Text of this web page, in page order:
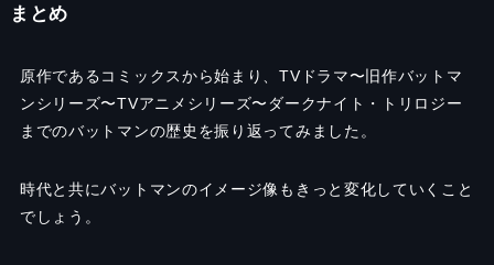
まとめ
原作であるコミックスから始まり、TVドラマ〜旧作バットマ
ンシリーズ〜TVアニメシリーズ〜ダークナイト・トリロジー
までのバットマンの歴史を振り返ってみました。
時代と共にバットマンのイメージ像もきっと変化していくこと
でしょう。